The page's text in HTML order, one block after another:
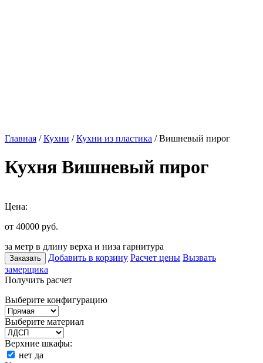
Главная /Кухни /Кухни из пластика / Вишневый пирог
Кухня Вишневый пирог
Цена:
от 40000 руб.
за метр в длину верха и низа гарнитура
Заказать Добавить в корзину Расчет цены Вызвать
замерщика
Получить расчет
Выберите конфигурацию
Выберите материал
Верхние шкафы:
нет да